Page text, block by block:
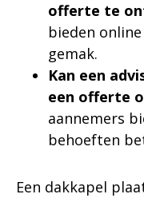
offerte te
bieden
gemak.
Kan een
een offerte
aannemers
behoeften
Een dakkapel